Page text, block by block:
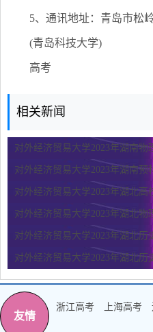
5、通讯地址：青岛市松
(青岛科技大学)
高考
相关新闻
对外经济贸易大学2023年湖南物
对外经济贸易大学2023年湖南预
对外经济贸易大学2023年湖北高
对外经济贸易大学2023年湖北物
对外经济贸易大学2023年湖北历
对外经济贸易大学2023年湖北历
友情
浙江高考 上海高考